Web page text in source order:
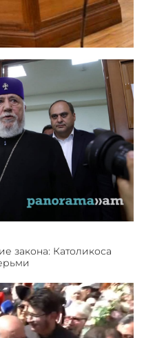
закона: Католикоса